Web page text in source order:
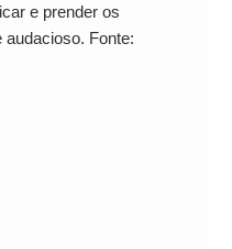
e prender os
Fonte: